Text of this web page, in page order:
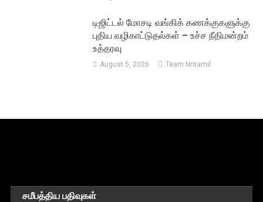
டிஜிட்டல் மோசடி வங்கிக் கணக்குகளுக்கு
புதிய வழிகாட்டுதல்கள் – உச்ச நீதிமன்றம்
உத்தரவு
August 5, 2026 Team Nritamil
சமீபத்திய பதிவுகள்